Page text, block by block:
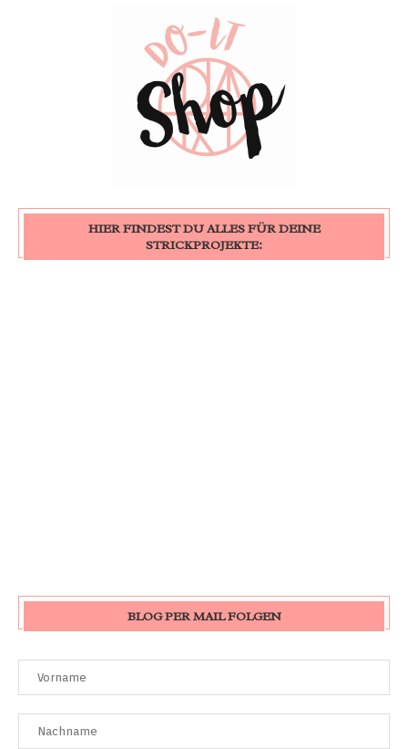
HIER FINDEST DU ALLES FÜR DEINE
STRICKPROJEKTE:
BLOG PER MAIL FOLGEN